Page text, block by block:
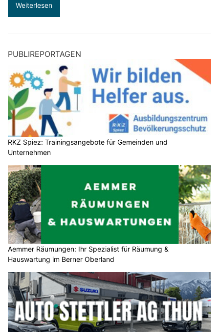
Weiterlesen
PUBLIREPORTAGEN
RKZ Spiez: Trainingsangebote für Gemeinden und
Unternehmen
Aemmer Räumungen: Ihr Spezialist für Räumung &
Hauswartung im Berner Oberland